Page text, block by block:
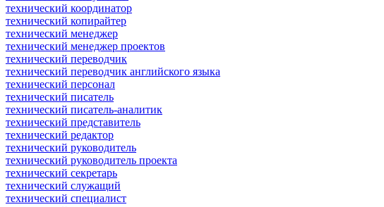
технический координатор
технический копирайтер
технический менеджер
технический менеджер проектов
технический переводчик
технический переводчик английского языка
технический персонал
технический писатель
технический писатель-аналитик
технический представитель
технический редактор
технический руководитель
технический руководитель проекта
технический секретарь
технический служащий
технический специалист